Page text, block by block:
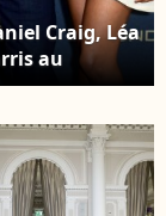
Craig, Léa
au
Londres, le